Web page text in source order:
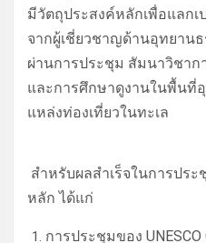
มีวัตถุประสงค์หลักเพื่อแลก
จากผู้เชี่ยวชาญด้านอุทยาน
ผ่านการประชุม สัมนาวิชาก
และการศึกษาดูงานในพื้นที่
แหล่งท่องเที่ยวในทะเล
สำหรับผลสำเร็จในการปร
หลัก ได้แก่
การประชุมของ UNESCO